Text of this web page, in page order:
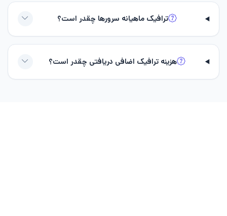
ترافیک ماهیانه سرورها چقدر است؟
هزینه ترافیک اضافی دریافتی چقدر است؟